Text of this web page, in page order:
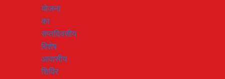
योजना
का
सप्तदिवसीय
विशेष
आवासीय
शिविर